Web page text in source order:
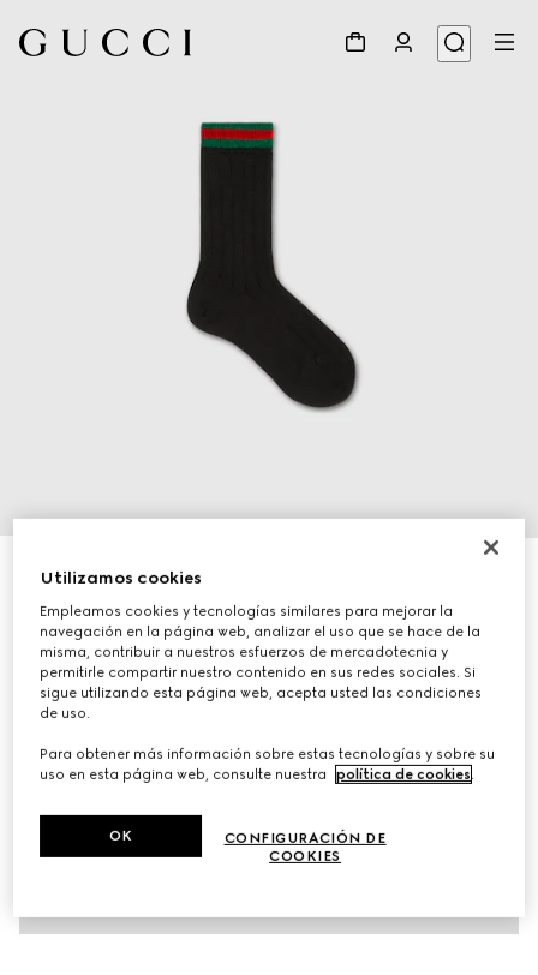
Calcetín infantil de algodón con tribanda Web
€ 95
Variaciones gris oscuro
Utilizamos cookies
Empleamos cookies y tecnologías similares para mejorar la
navegación en la página web, analizar el uso que se hace de la
misma, contribuir a nuestros esfuerzos de mercadotecnia y
permitirle compartir nuestro contenido en sus redes sociales. Si
sigue utilizando esta página web, acepta usted las condiciones
de uso.
Para obtener más información sobre estas tecnologías y sobre su
uso en esta página web, consulte nuestra
política de cookies
CONFIGURACIÓN DE
COOKIES
OK